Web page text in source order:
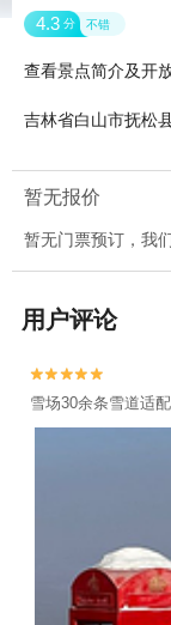
4.3 分 不错
查看景点简介及开
吉林省白山市抚松
暂无报价
暂无门票预订，我
用户评论


雪场30余条雪道适